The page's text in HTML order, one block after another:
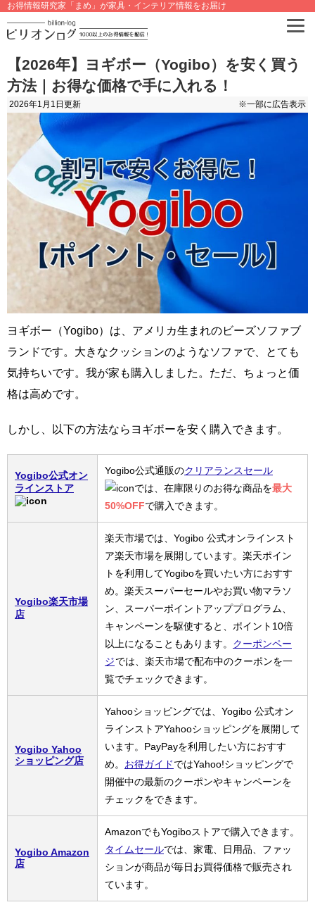
お得情報研究家「まめ」が家具・インテリア情報をお届け
【2026年】ヨギボー（Yogibo）を安く買う
方法｜お得な価格で手に入れる！
2026年1月1日 更新 ※一部に広告表示
ヨギボー（Yogibo）は、アメリカ生まれのビーズソファブ
ランドです。大きなクッションのようなソファで、とても
気持ちいです。我が家も購入しました。ただ、ちょっと価
格は高めです。
しかし、以下の方法ならヨギボーを安く購入できます。
Yogibo公式オン
ラインストア
Yogibo公式通販のクリアランスセール
では、在庫限りのお得な商品を最大
50%OFFで購入できます。
Yogibo楽天市場
店
楽天市場では、Yogibo 公式オンラインスト
ア楽天市場を展開しています。楽天ポイン
トを利用してYogiboを買いたい方におすす
め。楽天スーパーセールやお買い物マラソ
ン、スーパーポイントアッププログラム、
キャンペーンを駆使すると、ポイント10倍
以上になることもあります。 クーポンペー
ジでは、楽天市場で配布中のクーポンを一
覧でチェックできます。
Yogibo Yahoo
ショッピング店
Yahooショッピングでは、Yogibo 公式オン
ラインストアYahooショッピングを展開して
います。PayPayを利用したい方におすす
め。 お得ガイドではYahoo!ショッピングで
開催中の最新のクーポンやキャンペーンを
チェックをできます。
Yogibo Amazon
店
AmazonでもYogiboストアで購入できます。
タイムセールでは、家電、日用品、ファッ
ションが商品が毎日お買得価格で販売され
ています。